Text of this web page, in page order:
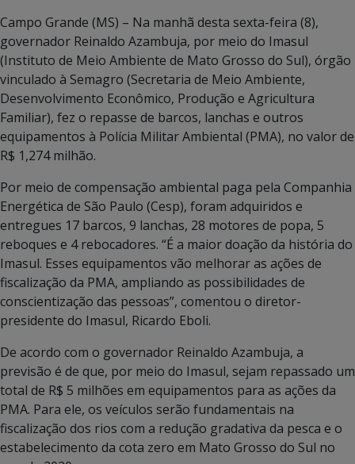
Campo Grande (MS) – Na manhã desta sexta-feira (8),
governador Reinaldo Azambuja, por meio do Imasul
(Instituto de Meio Ambiente de Mato Grosso do Sul), órgão
vinculado à Semagro (Secretaria de Meio Ambiente,
Desenvolvimento Econômico, Produção e Agricultura
Familiar), fez o repasse de barcos, lanchas e outros
equipamentos à Polícia Militar Ambiental (PMA), no valor de
R$ 1,274 milhão.
Por meio de compensação ambiental paga pela Companhia
Energética de São Paulo (Cesp), foram adquiridos e
entregues 17 barcos, 9 lanchas, 28 motores de popa, 5
reboques e 4 rebocadores. “É a maior doação da história do
Imasul. Esses equipamentos vão melhorar as ações de
fiscalização da PMA, ampliando as possibilidades de
conscientização das pessoas”, comentou o diretor-
presidente do Imasul, Ricardo Eboli.
De acordo com o governador Reinaldo Azambuja, a
previsão é de que, por meio do Imasul, sejam repassado um
total de R$ 5 milhões em equipamentos para as ações da
PMA. Para ele, os veículos serão fundamentais na
fiscalização dos rios com a redução gradativa da pesca e o
estabelecimento da cota zero em Mato Grosso do Sul no